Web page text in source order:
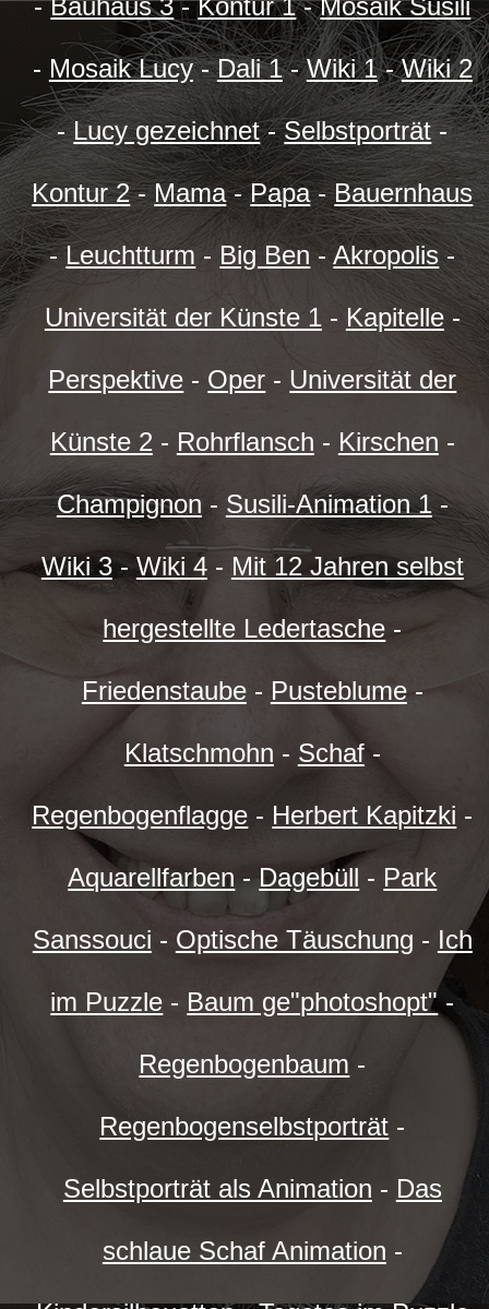
-Bauhaus 3-Kontur 1-Mosaik Susili
- Mosaik Lucy-Dali 1-Wiki 1-Wiki 2
-Lucy gezeichnet-Selbstporträt -
Kontur 2-Mama-Papa-Bauernhaus
- Leuchtturm - Big Ben -Akropolis -
Universität der Künste 1- Kapitelle-
Perspektive - Oper - Universität der
Künste 2- Rohrflansch - Kirschen -
Champignon - Susili-Animation 1-
Wiki 3- Wiki 4- Mit 12 Jahren selbst
hergestellte Ledertasche -
Friedenstaube- Pusteblume-
Klatschmohn - Schaf-
Regenbogenflagge - Herbert Kapitzki -
Aquarellfarben -Dagebüll - Park
Sanssouci - Optische Täuschung - Ich
im Puzzle - Baum ge"photoshopt" -
Regenbogenbaum -
Regenbogenselbstporträt -
Selbstporträt als Animation - Das
schlaue Schaf Animation -